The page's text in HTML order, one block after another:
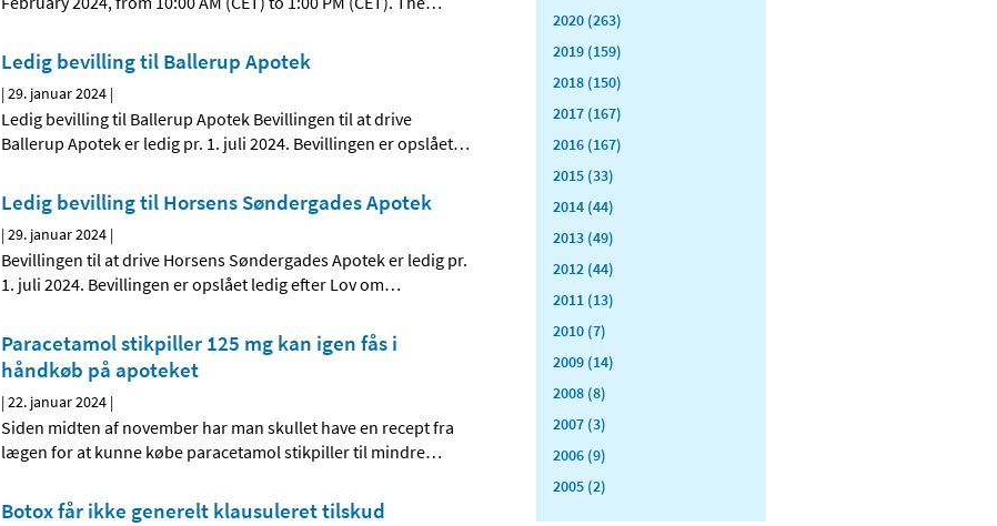
Ledig bevilling til Ballerup Apotek
|29. januar 2024 |
Ledig bevilling til Ballerup Apotek Bevillingen til at drive
Ballerup Apotek er ledig pr. 1. juli 2024. Bevillingen er opslået…
Ledig bevilling til Horsens Søndergades Apotek
|29. januar 2024 |
Bevillingen til at drive Horsens Søndergades Apotek er ledig pr.
1. juli 2024. Bevillingen er opslået ledig efter Lov om…
Paracetamol stikpiller 125 mg kan igen fås i
håndkøb på apoteket
|22. januar 2024 |
Siden midten af november har man skullet have en recept fra
lægen for at kunne købe paracetamol stikpiller til mindre…
Botox får ikke generelt klausuleret tilskud
2020 (263)
2019 (159)
2018 (150)
2017 (167)
2016 (167)
2015 (33)
2014 (44)
2013 (49)
2012 (44)
2011 (13)
2010 (7)
2009 (14)
2008 (8)
2007 (3)
2006 (9)
2005 (2)